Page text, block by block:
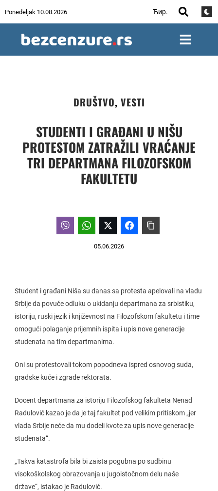
Ponedeljak 10.08.2026 Ћир.
DRUŠTVO, VESTI
STUDENTI I GRAĐANI U NIŠU
PROTESTOM ZATRAŽILI VRAĆANJE
TRI DEPARTMANA FILOZOFSKOM
FAKULTETU
05.06.2026
Student i građani Niša su danas sa protesta apelovali na vladu
Srbije da povuče odluku o ukidanju departmana za srbistiku,
istoriju, ruski jezik i književnost na Filozofskom fakultetu i time
omogući polaganje prijemnih ispita i upis nove generacije
studenata na tim departmanima.
Oni su protestovali tokom popodneva ispred osnovog suda,
gradske kuće i zgrade rektorata.
Docent departmana za istoriju Filozofskog fakulteta Nenad
Radulović kazao je da je taj fakultet pod velikim pritiskom „jer
vlada Srbije neće da mu dodeli kvote za upis nove generacije
studenata“.
„Takva katastrofa bila bi zaista pogubna po sudbinu
visokoškolskog obrazovanja u jugoistočnom delu naše
države“, istakao je Radulović.